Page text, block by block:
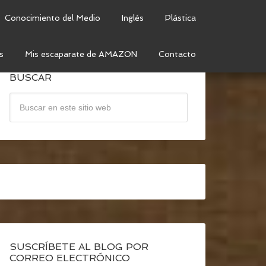
Conocimiento del Medio Inglés Plástica
Mis escaparate de AMAZON Contacto
BUSCAR
SUSCRÍBETE AL BLOG POR
CORREO ELECTRÓNICO